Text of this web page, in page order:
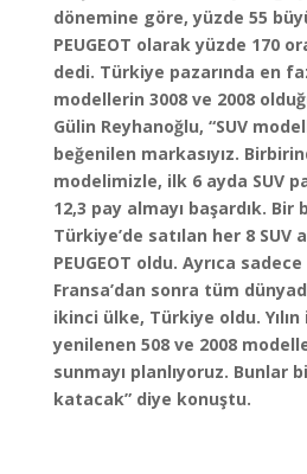
dönemine göre, yüzde 55
PEUGEOT olarak yüzde 170
dedi. Türkiye pazarında en
modellerin 3008 ve 2008
Gülin Reyhanoğlu, “SUV
beğenilen markasıyız.
modelimizle, ilk 6 ayda SUV
12,3 pay almayı başardık. Bir
Türkiye’de satılan her 8 SUV
PEUGEOT oldu. Ayrıca
Fransa’dan sonra tüm
ikinci ülke, Türkiye oldu. Yılın
yenilenen 508 ve 2008
sunmayı planlıyoruz. Bunlar
katacak” diye konuştu.